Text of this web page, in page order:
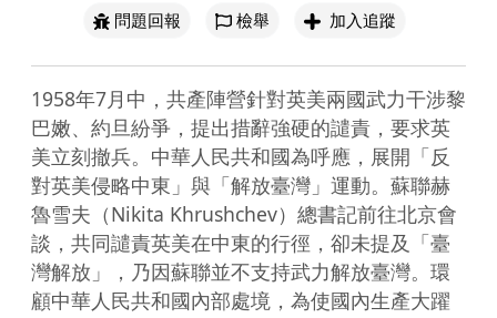
問題回報
檢舉 加入追蹤
1958年7月中，共產陣營針對英美兩國武力干涉黎
巴嫩、約旦紛爭，提出措辭強硬的譴責，要求英
美立刻撤兵。中華人民共和國為呼應，展開「反
對英美侵略中東」與「解放臺灣」運動。蘇聯赫
魯雪夫（Nikita Khrushchev）總書記前往北京會
談，共同譴責英美在中東的行徑，卻未提及「臺
灣解放」，乃因蘇聯並不支持武力解放臺灣。環
顧中華人民共和國內部處境，為使國內生產大躍